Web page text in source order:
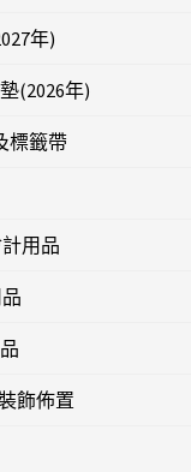
年)
(2026年)
標籤帶
用品
飾佈置